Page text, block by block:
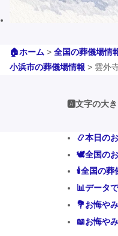
🏠ホーム > 全国の葬儀場情
小浜市の葬儀場情報 > 雲外
🅰️文字の大
📿本日の
🕊️全国の
🕯️全国の葬
📊データ
💐お悔や
📖お悔や